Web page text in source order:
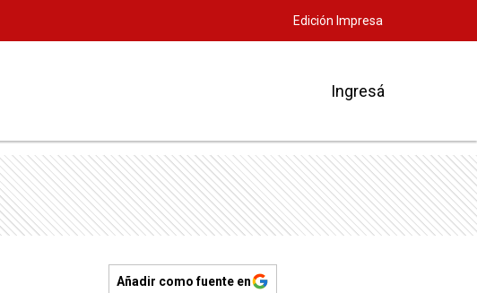
Edición Impresa
Ingresá
Añadir como fuente en